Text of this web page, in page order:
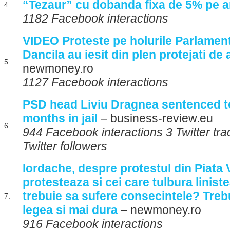
4.
“Tezaur” cu dobanda fixa de 5% pe
1182 Facebook interactions
5.
VIDEO Proteste pe holurile
Dancila au iesit din plen protejati de
newmoney.ro
1127 Facebook interactions
6.
PSD head Liviu Dragnea sentenced
months in jail – business-review.eu
944 Facebook interactions 3 Twitter
Twitter followers
7.
Iordache, despre protestul din Piata
protesteaza si cei care tulbura
trebuie sa sufere consecintele?
legea si mai dura – newmoney.ro
916 Facebook interactions